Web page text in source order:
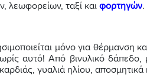
λεωφορείων, ταξί και φορτηγών.
μόνο για θέρμανση
αυτό! Από βινυλικό δάπεδο,
γυαλιά ηλίου,